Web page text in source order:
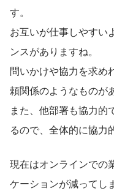
す。
お互いが仕事しやすい
ンスがありますね。
問いかけや協力を求め
頼関係のようなものが
また、他部署も協力的
るので、全体的に協力
現在はオンラインでの
ケーションが減ってし